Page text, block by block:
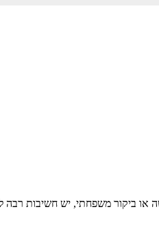
או ביקור משפחתי, יש חשיבות רבה